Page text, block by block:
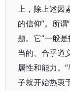
上，除上述因
的信仰”。所
题。它“一般
当的、合乎道
属性和能力。
子就开始热衷